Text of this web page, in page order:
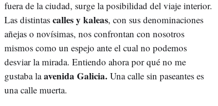
fuera de la ciudad, surge la posibilidad del viaje interior.
Las distintas calles y kaleas, con sus denominaciones
añejas o novísimas, nos confrontan con nosotros
mismos como un espejo ante el cual no podemos
desviar la mirada. Entiendo ahora por qué no me
gustaba laavenida Galicia. Una calle sin paseantes es
una calle muerta.